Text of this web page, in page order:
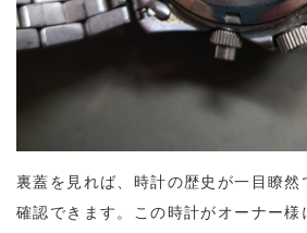
裏蓋を見れば、時計の歴史が一目瞭然
確認できます。この時計がオーナー様